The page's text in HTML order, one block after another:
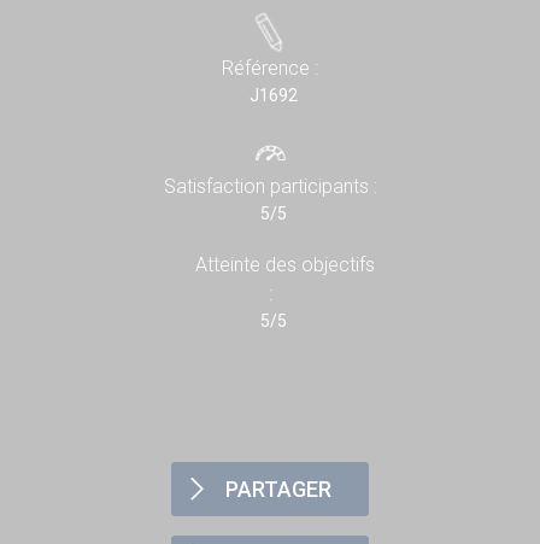
Référence :
J1692
Satisfaction participants :
5/5
Atteinte des objectifs
:
5/5
PARTAGER